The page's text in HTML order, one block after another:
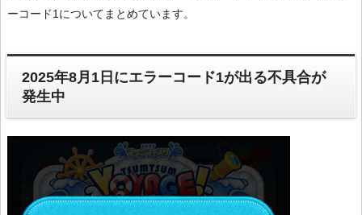
ーコード1についてまとめています。
2025年8月1日にエラーコード1が出る不具合が
発生中